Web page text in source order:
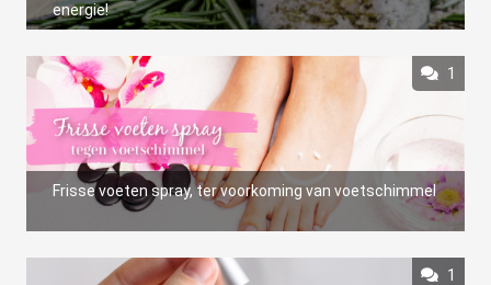
energie!
1
Frisse voeten spray, ter voorkoming van voetschimmel
1